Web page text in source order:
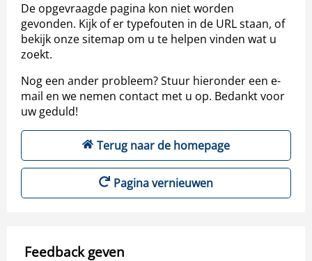
De opgevraagde pagina kon niet worden
gevonden. Kijk of er typefouten in de URL staan, of
bekijk onze sitemap om u te helpen vinden wat u
zoekt.
Nog een ander probleem? Stuur hieronder een e-
mail en we nemen contact met u op. Bedankt voor
uw geduld!
Terug naar de homepage
Pagina vernieuwen
Feedback geven